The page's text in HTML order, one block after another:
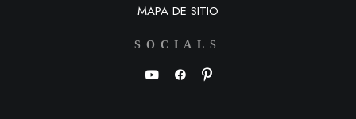
MAPA DE SITIO
SOCIALS